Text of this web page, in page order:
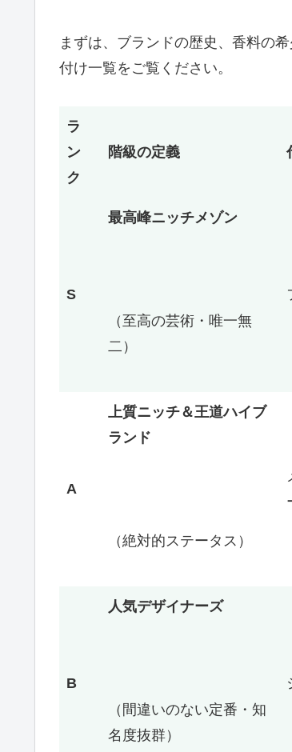
まずは、ブランドの歴史、香料の
付け一覧をご覧ください。
ラ
ン
ク
階級の定義
S
最高峰ニッチメゾン
（至高の芸術・唯一無
二）
A
上質ニッチ＆王道ハイブ
ランド
（絶対的ステータス）
B
人気デザイナーズ
（間違いのない定番・知
名度抜群）